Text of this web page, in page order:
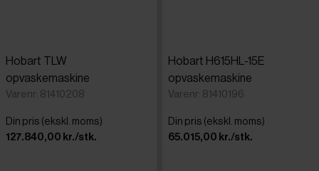
Hobart TLW
opvaskemaskine
Varenr: 81410208
Din pris (ekskl. moms)
127.840,00 kr./stk.
Hobart H615HL-15E
opvaskemaskine
Varenr: 81410196
Din pris (ekskl. moms)
65.015,00 kr./stk.